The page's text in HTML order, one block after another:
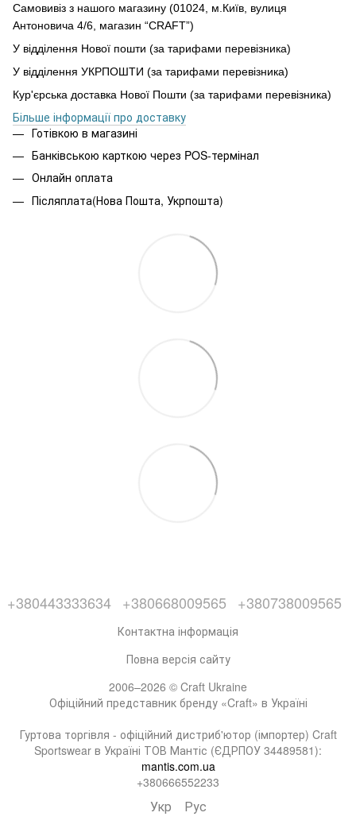
Самовивіз з нашого магазину (01024, м.Київ, вулиця
Антоновича 4/6, магазин “CRAFT”)
У відділення Нової пошти (за тарифами перевізника)
У відділення УКРПОШТИ (за тарифами перевізника)
Кур'єрська доставка Нової Пошти (за тарифами перевізника)
Більше інформації про доставку
Готівкою в магазині
Банківською карткою через POS-термінал
Онлайн оплата
Післяплата(Нова Пошта, Укрпошта)
+380443333634 +380668009565 +380738009565
Контактна інформація
Повна версія сайту
2006–2026 © Craft Ukraine
Офіційний представник бренду «Craft» в Україні
Гуртова торгівля - офіційний дистриб'ютор (імпортер) Craft
Sportswear в Україні ТОВ Мантіс (ЄДРПОУ 34489581):
mantis.com.ua
+380666552233
Укр Рус